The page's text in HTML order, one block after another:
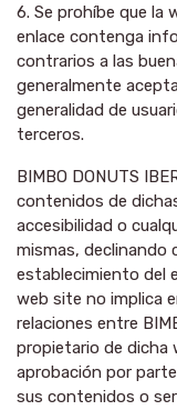
6. Se prohíbe que la
enlace contenga
contrarios a las
generalmente
generalidad de
terceros.
BIMBO DONUTS
contenidos de
accesibilidad o
mismas, declinando
establecimiento del
web site no implica
relaciones entre
propietario de dicha
aprobación por parte
sus contenidos o